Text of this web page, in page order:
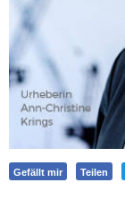
Gefällt mir Teilen